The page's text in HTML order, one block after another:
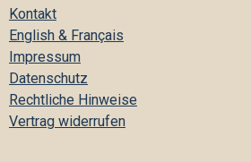
Kontakt
English & Français
Impressum
Datenschutz
Rechtliche Hinweise
Vertrag widerrufen